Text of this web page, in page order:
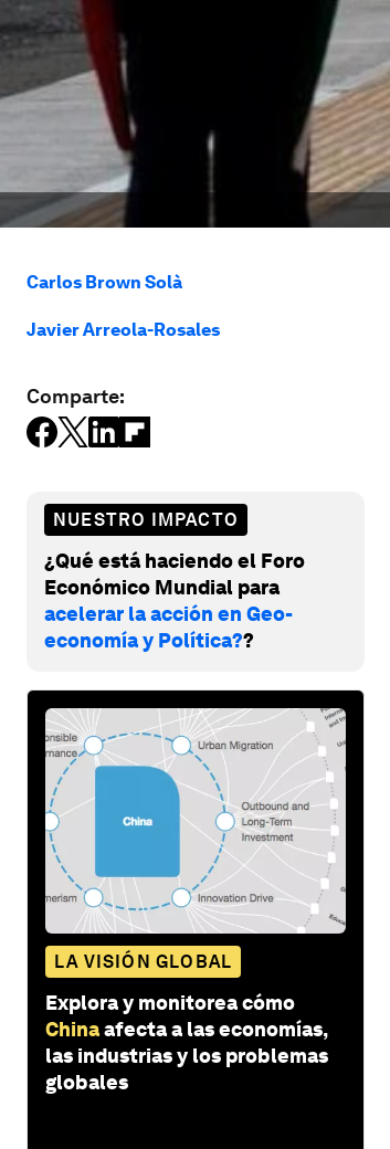
Carlos Brown Solà
Javier Arreola-Rosales
Comparte:
NUESTRO IMPACTO
¿Qué está haciendo el Foro
Económico Mundial para
acelerar la acción en Geo-
economía y Política??
LA VISIÓN GLOBAL
Explora y monitorea cómo
Chinaafecta a las economías,
las industrias y los problemas
globales